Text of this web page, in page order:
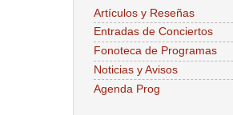
Artículos y Reseñas
Entradas de Conciertos
Fonoteca de Programas
Noticias y Avisos
Agenda Prog